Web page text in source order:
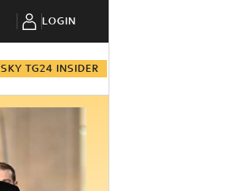
LOGIN
SKY TG24 INSIDER